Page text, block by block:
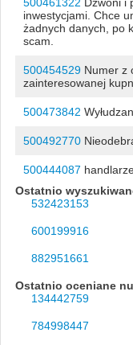
inwestycjami. Chce
żadnych danych, po
scam.
500454529Numer z
zainteresowanej
500473842
500492770
500444087
Ostatnio
532423153
600199916
882951661
Ostatnio oceniane
134442759
784998447